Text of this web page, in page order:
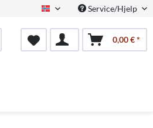
NorwegianService/Hjelp
0,00 € *